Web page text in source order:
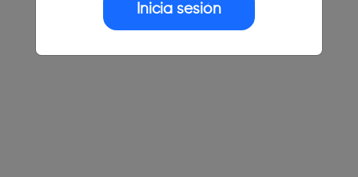
Inicia sesión